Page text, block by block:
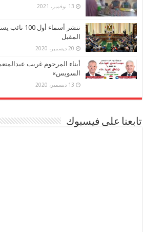
13 نوفمبر، 2021
ننشر أسماء أول
المقبل
20 ديسمبر، 2020
أبناء المرحوم غريب
السويس»
13 ديسمبر، 2020
تابعنا على فيسبوك